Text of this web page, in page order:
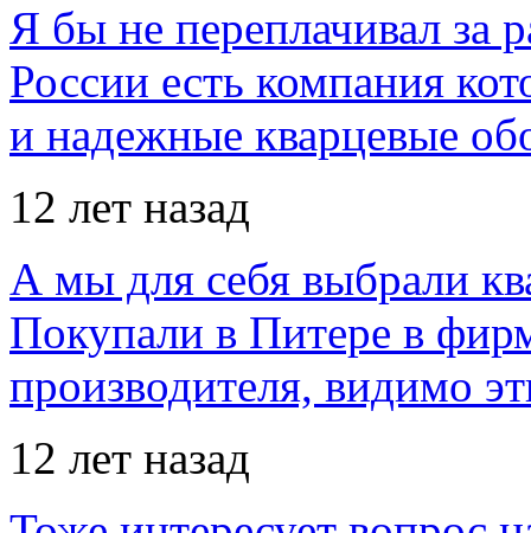
Я бы не переплачивал за
России есть компания
и надежные кварцевые
12 лет назад
А мы для себя выбрали
Покупали в Питере в
производителя, видимо
12 лет назад